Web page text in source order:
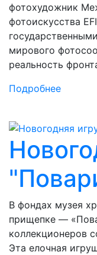
фотохудожник
фотоискусства
мирового
реальность
Подробнее
В фондах музея
прищепке —
коллекционеров
Эта елочная